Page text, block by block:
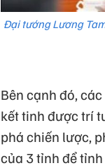
Đại tướng Lương
Bên cạnh đó,
kết tinh được trí
phá chiến lược,
của 3 tỉnh để